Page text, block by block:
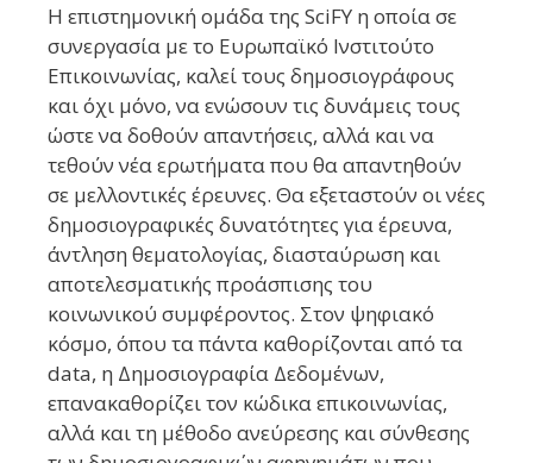
Η επιστημονική ομάδα της SciFY η οποία σε
συνεργασία με το Ευρωπαϊκό Ινστιτούτο
Επικοινωνίας, καλεί τους δημοσιογράφους
και όχι μόνο, να ενώσουν τις δυνάμεις τους
ώστε να δοθούν απαντήσεις, αλλά και να
τεθούν νέα ερωτήματα που θα απαντηθούν
σε μελλοντικές έρευνες. Θα εξεταστούν οι νέες
δημοσιογραφικές δυνατότητες για έρευνα,
άντληση θεματολογίας, διασταύρωση και
αποτελεσματικής προάσπισης του
κοινωνικού συμφέροντος. Στον ψηφιακό
κόσμο, όπου τα πάντα καθορίζονται από τα
data, η Δημοσιογραφία Δεδομένων,
επανακαθορίζει τον κώδικα επικοινωνίας,
αλλά και τη μέθοδο ανεύρεσης και σύνθεσης